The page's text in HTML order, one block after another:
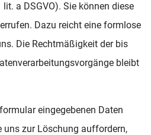
a DSGVO). Sie können diese
Dazu reicht eine formlose
Die Rechtmäßigkeit der bis
bleibt
eingegebenen Daten
uns zur Löschung auffordern,